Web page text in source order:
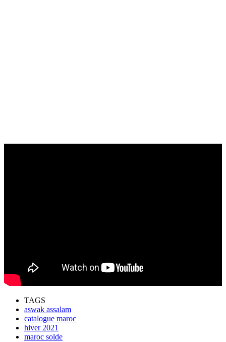
TAGS
aswak assalam
catalogue maroc
hiver 2021
maroc solde